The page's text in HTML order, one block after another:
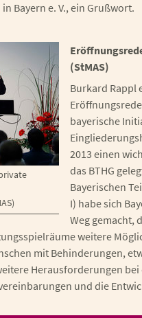
Bayern e. V., ein Grußwort.
(StMAS)
Burkard Rappl
bayerische
2013 einen
das BTHG
Bayerischen
I) habe sich
Weg gemacht,
weitere
mit Behinderungen,
Herausforderungen bei
und die